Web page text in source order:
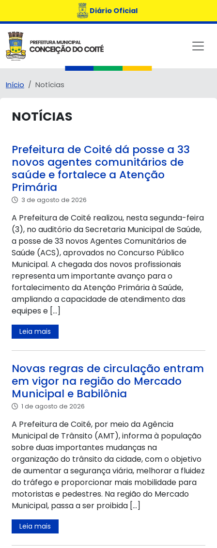
Diário Oficial
Início Notícias
NOTÍCIAS
Prefeitura de Coité dá posse a 33
novos agentes comunitários de
saúde e fortalece a Atenção
Primária
3 de agosto de 2026
A Prefeitura de Coité realizou, nesta segunda-feira
(3), no auditório da Secretaria Municipal de Saúde,
a posse de 33 novos Agentes Comunitários de
Saúde (ACS), aprovados no Concurso Público
Municipal. A chegada dos novos profissionais
representa um importante avanço para o
fortalecimento da Atenção Primária à Saúde,
ampliando a capacidade de atendimento das
equipes e […]
Leia mais
Novas regras de circulação entram
em vigor na região do Mercado
Municipal e Babilônia
1 de agosto de 2026
A Prefeitura de Coité, por meio da Agência
Municipal de Trânsito (AMT), informa à população
sobre duas importantes mudanças na
organização do trânsito da cidade, com o objetivo
de aumentar a segurança viária, melhorar a fluidez
do tráfego e proporcionar mais mobilidade para
motoristas e pedestres. Na região do Mercado
Municipal, passa a ser proibida […]
Leia mais